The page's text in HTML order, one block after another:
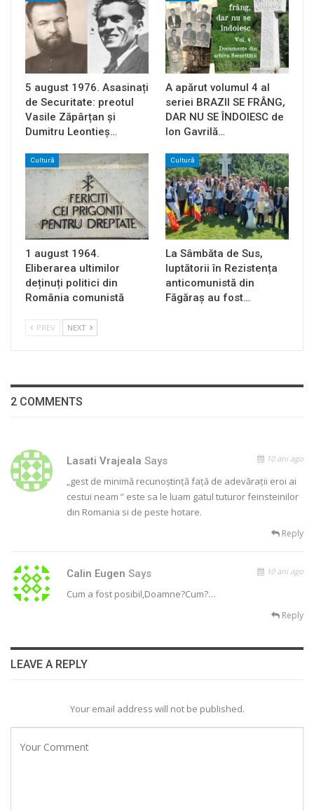
5 august 1976. Asasinați
de Securitate: preotul
Vasile Zăpârțan și
Dumitru Leontieș…
A apărut volumul 4 al
seriei BRAZII SE FRÂNG,
DAR NU SE ÎNDOIESC de
Ion Gavrilă…
Cultură
1 august 1964.
Eliberarea ultimilor
deținuți politici din
România comunistă
Cultură
La Sâmbăta de Sus,
luptătorii în Rezistența
anticomunistă din
Făgăraș au fost…
PREV NEXT
2 COMMENTS
Lasati Vrajeala Says 10 ani ago
„gest de minimă recunoştinţă faţă de adevăraţii eroi ai
cestui neam ” este sa le luam gatul tuturor feinsteinilor
din Romania si de peste hotare.
Reply
Calin Eugen Says 10 ani ago
Cum a fost posibil,Doamne?Cum?…
Reply
LEAVE A REPLY
Your email address will not be published.